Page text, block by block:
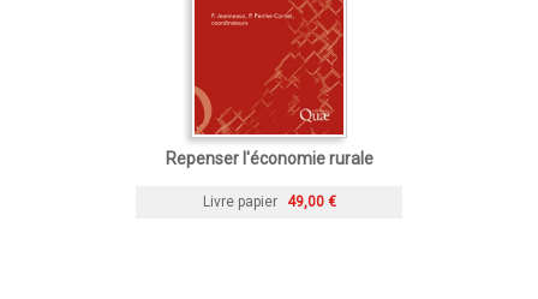
Repenser l'économie rurale
Livre papier 49,00 €